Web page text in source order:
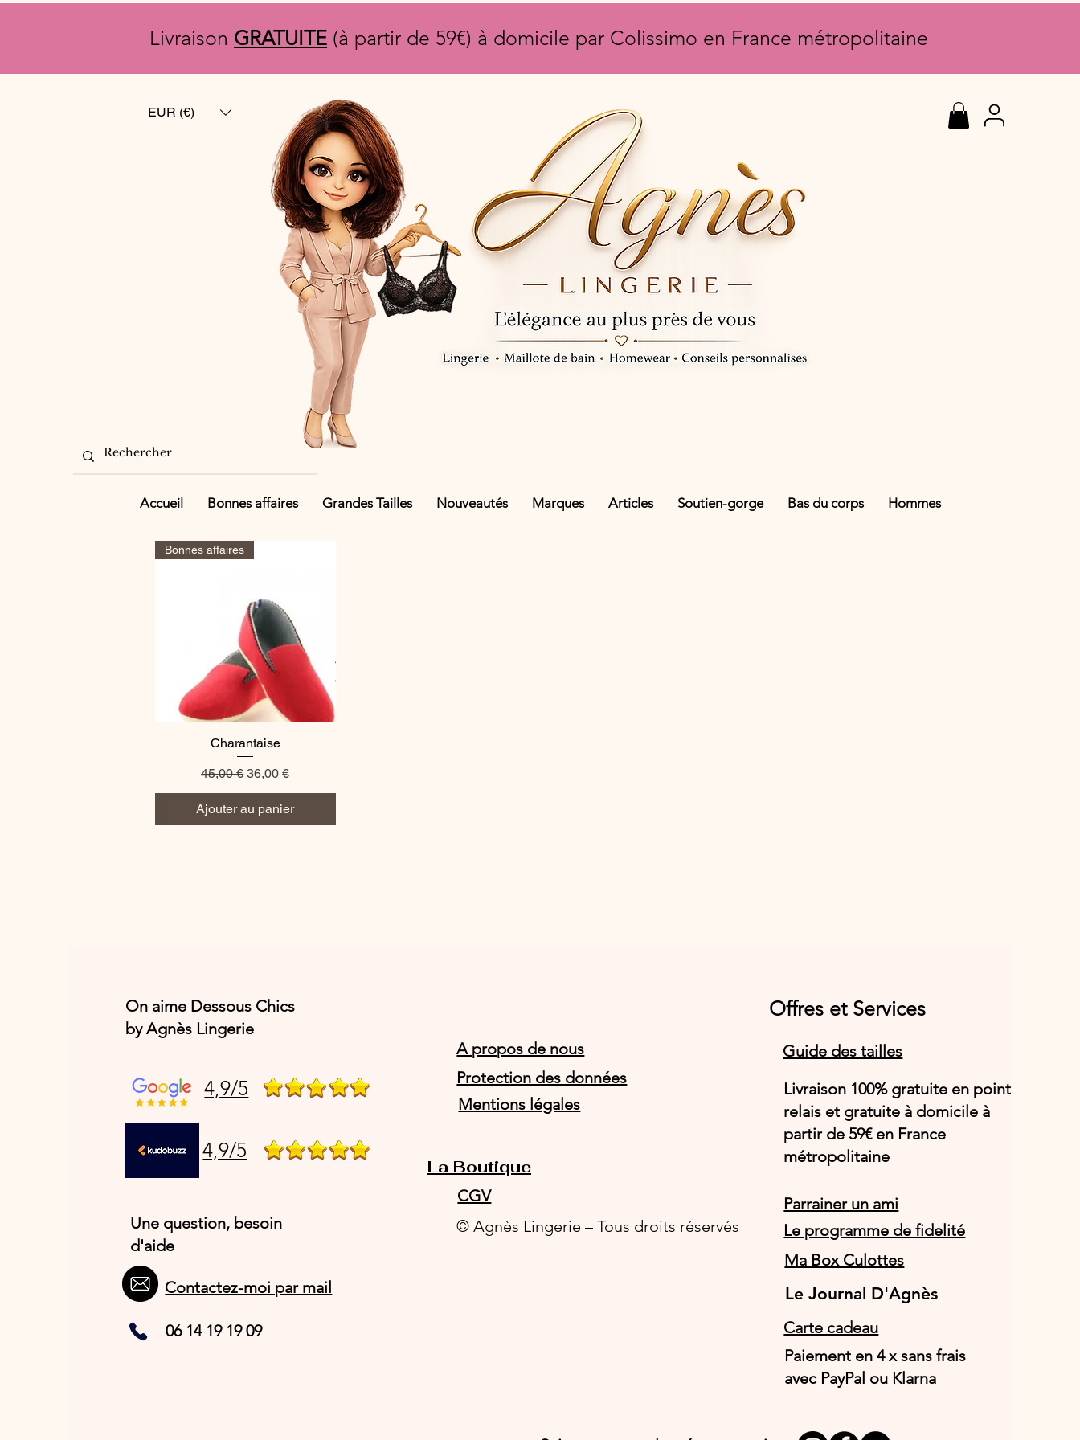
Livraison GRATUITE (à partir de 59€) à domicile par Colissimo en France métropolitaine
EUR (€)
Accueil Bonnes affaires Grandes Tailles Nouveautés Marques Articles Soutien-gorge Bas du corps Hommes
Aperçu rapide
Bonnes affaires
Charantaise
Prix original
45,00 €Prix promotionnel
36,00 €
Ajouter au panier
On aime Dessous Chics
by Agnès Lingerie
4,9/5
4,9/5
Une question, besoin
d'aide
Contactez-moi par mail
06 14 19 19 09
Offres et Services
A propos de nous
Protection des données
Mentions légales
Guide des tailles
Livraison 100% gratuite en point
relais et gratuite à domicile à
partir de 59€ en France
métropolitaine
CGV
Parrainer un ami
Le programme de fidelité
© Agnès Lingerie – Tous droits réservés
Ma Box Culottes
Le Journal D'Agnès
Le Journal D'Agnès
Carte cadeau
Paiement en 4 x sans frais
avec PayPal ou Klarna
La Boutique